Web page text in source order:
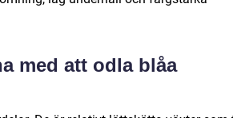
med att odla blåa